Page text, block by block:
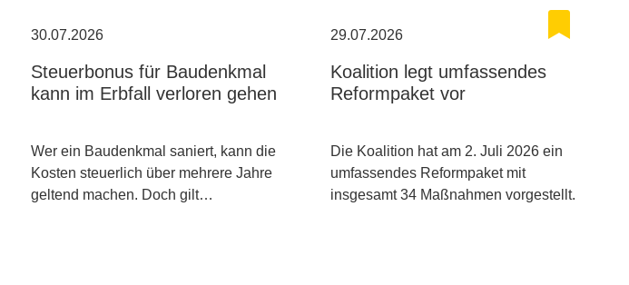
30.07.2026
Steuerbonus für Baudenkmal
kann im Erbfall verloren gehen
Wer ein Baudenkmal saniert, kann die
Kosten steuerlich über mehrere Jahre
geltend machen. Doch gilt…
29.07.2026
Koalition legt umfassendes
Reformpaket vor
Die Koalition hat am 2. Juli 2026 ein
umfassendes Reformpaket mit
insgesamt 34 Maßnahmen vorgestellt.